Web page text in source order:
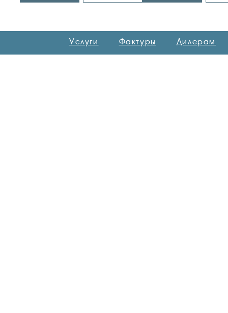
Услуги Фактуры Дилерам